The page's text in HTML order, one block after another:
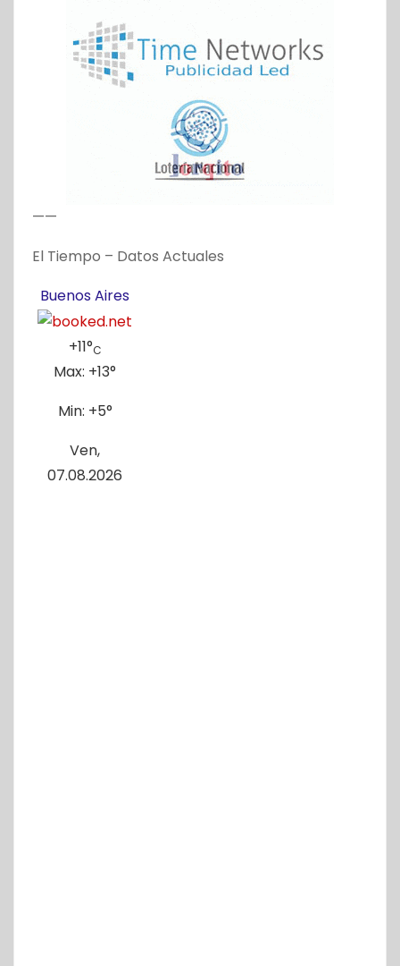
——
El Tiempo – Datos Actuales
Buenos Aires
+11°C
Max: +13°
Min: +5°
Ven,
07.08.2026